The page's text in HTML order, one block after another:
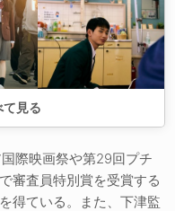
見る
際映画祭や第29回プチ
審査員特別賞を受賞する
得ている。また、下津監